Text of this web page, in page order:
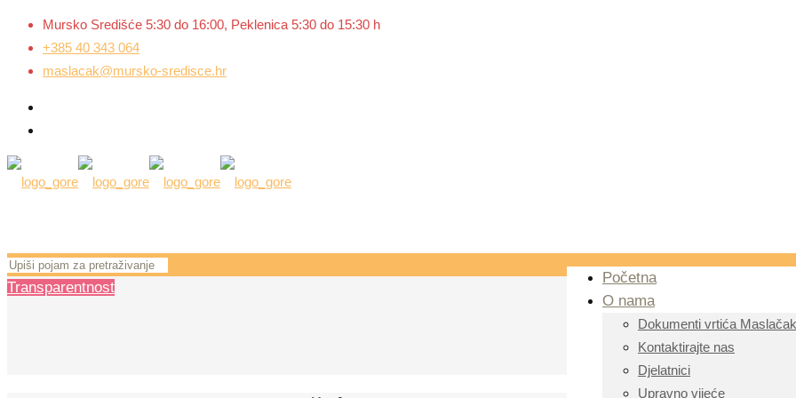
Mursko Središće 5:30 do 16:00, Peklenica 5:30 do 15:30 h
+385 40 343 064
maslacak@mursko-sredisce.hr
Početna
O nama
Dokumenti vrtića Maslačak
Kontaktirajte nas
Djelatnici
Upravno vijeće
Transparentnost